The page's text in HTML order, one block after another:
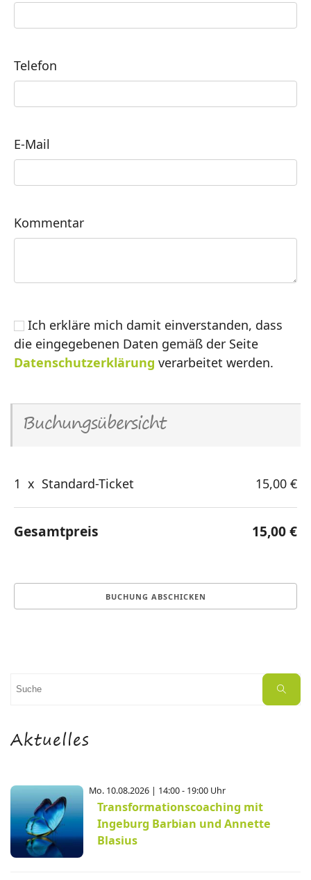
Telefon
E-Mail
Kommentar
Ich erkläre mich damit einverstanden, dass
die eingegebenen Daten gemäß der Seite
Datenschutzerklärung verarbeitet werden.
Buchungsübersicht
1 x Standard-Ticket 15,00 €
Gesamtpreis 15,00 €
Suchen
Suche
Aktuelles
Mo. 10.08.2026 | 14:00 - 19:00 Uhr
Transformationscoaching mit
Ingeburg Barbian und Annette
Blasius